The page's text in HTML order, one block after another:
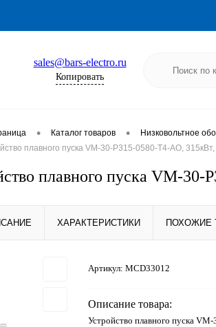
sales@bars-electro.ru
Копировать
• Каталог товаров • Низковольтное
плавного пуска VM-30-P315-0580-T4-AO,
плавного пуска VM-
ХАРАКТЕРИСТИКИ ПОХОЖИЕ
Артикул: MCD33012
Описание товара:
Устройство плавного пуска